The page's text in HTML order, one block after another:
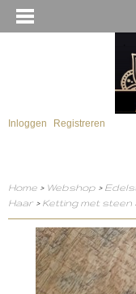
Inloggen Registreren
Home > Webshop >
Haar > Ketting met steen